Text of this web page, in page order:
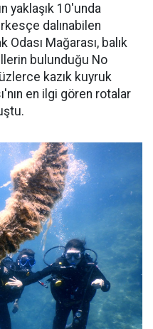
yaklaşık 10'unda
dalınabilen
Odası Mağarası, balık
bulunduğu No
kazık kuyruk
en ilgi gören rotalar